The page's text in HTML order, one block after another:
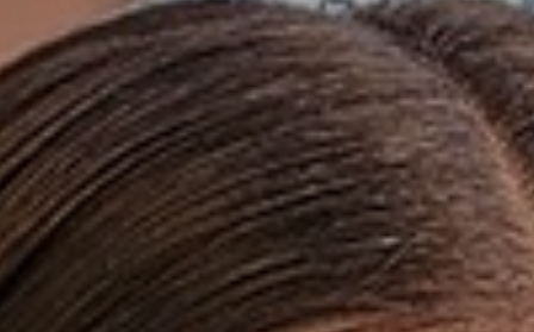
Begeleiding en ondersteuning
Talentontwikkeling
Stichting Carmelcollege
Werken bij Carmelcollege Emmen
Nieuws
Groep7&8